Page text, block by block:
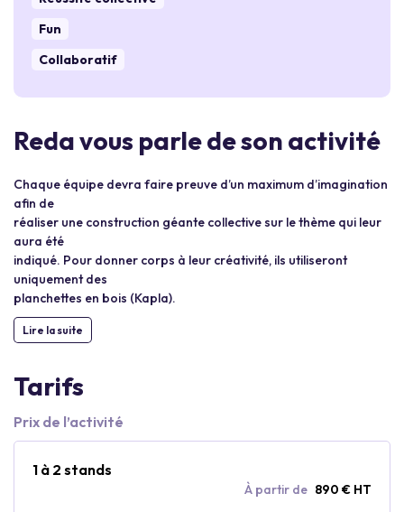
Fun
Collaboratif
Reda vous parle de son activité
Chaque équipe devra faire preuve d’un maximum d’imagination
afin de
réaliser une construction géante collective sur le thème qui leur
aura été
indiqué. Pour donner corps à leur créativité, ils utiliseront
uniquement des
planchettes en bois (Kapla).
Lire la suite
Tarifs
Prix de l’activité
1 à 2 stands
À partir de 890 € HT